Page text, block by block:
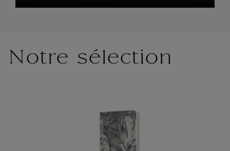
Notre sélection